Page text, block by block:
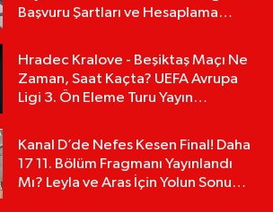
Başvuru Şartları ve Hesaplama
Hradec Kralove - Beşiktaş Maçı Ne
Zaman, Saat Kaçta? UEFA Avrupa
Ligi 3. Ön Eleme Turu Yayın
Kanal D’de Nefes Kesen Final! Daha
17 11. Bölüm Fragmanı Yayınlandı
Mı? Leyla ve Aras İçin Yolun Sonu